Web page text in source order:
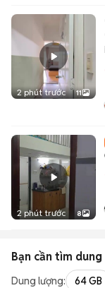
2 phút trước 11
2 phút trước 8
Bạn cần tìm dung
Dung lượng: 64 GB